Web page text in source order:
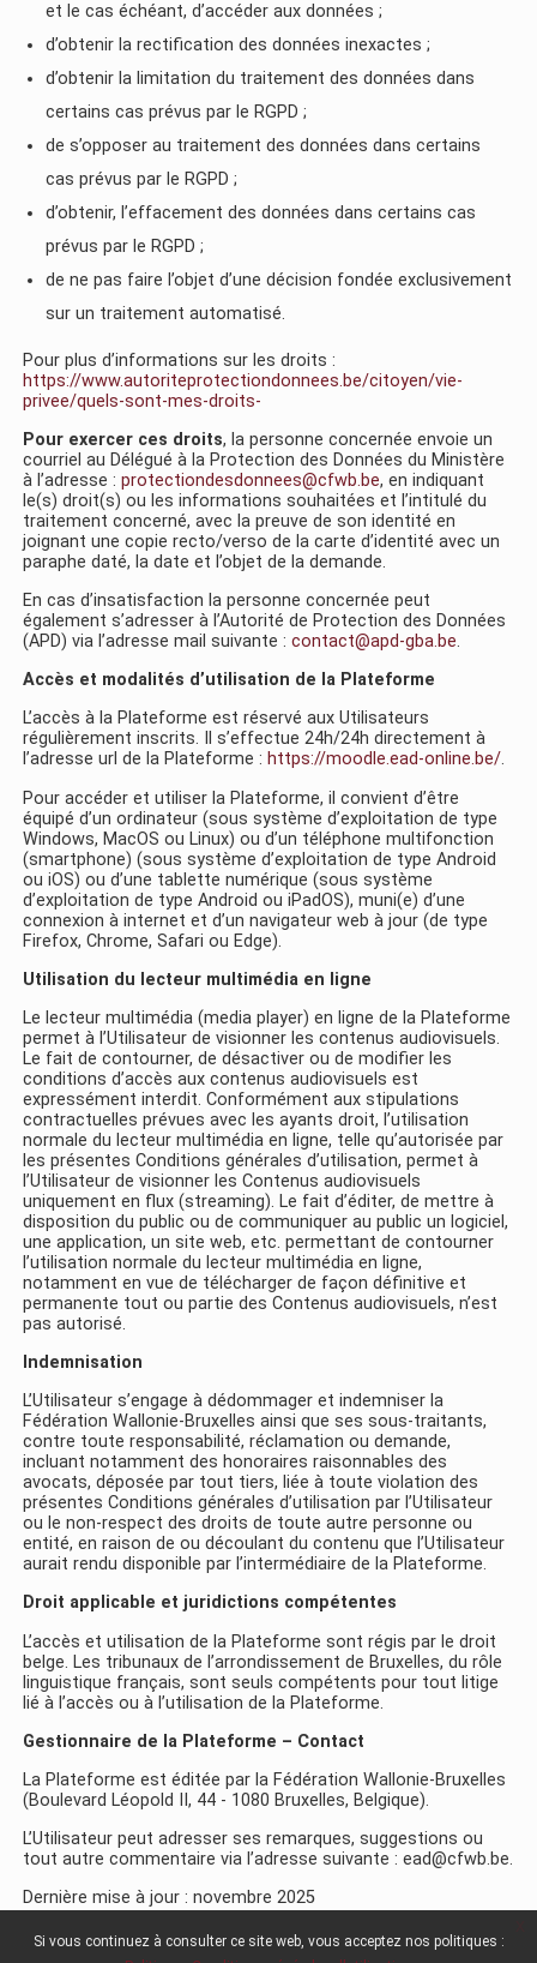
et le cas échéant, d’accéder aux données ;
d’obtenir la rectification des données inexactes ;
d’obtenir la limitation du traitement des données dans
certains cas prévus par le RGPD ;
de s’opposer au traitement des données dans certains
cas prévus par le RGPD ;
d’obtenir, l’effacement des données dans certains cas
prévus par le RGPD ;
de ne pas faire l’objet d’une décision fondée exclusivement
sur un traitement automatisé.
Pour plus d’informations sur les droits :
https://www.autoriteprotectiondonnees.be/citoyen/vie-
privee/quels-sont-mes-droits-
Pour exercer ces droits, la personne concernée envoie un
courriel au Délégué à la Protection des Données du Ministère
à l’adresse :protectiondesdonnees@cfwb.be, en indiquant
le(s) droit(s) ou les informations souhaitées et l’intitulé du
traitement concerné, avec la preuve de son identité en
joignant une copie recto/verso de la carte d’identité avec un
paraphe daté, la date et l’objet de la demande.
En cas d’insatisfaction la personne concernée peut
également s’adresser à l’Autorité de Protection des Données
(APD) via l’adresse mail suivante :contact@apd-gba.be.
Accès et modalités d’utilisation de la Plateforme
L’accès à la Plateforme est réservé aux Utilisateurs
régulièrement inscrits. Il s’effectue 24h/24h directement à
l’adresse url de la Plateforme : https://moodle.ead-online.be/.
Pour accéder et utiliser la Plateforme, il convient d’être
équipé d’un ordinateur (sous système d’exploitation de type
Windows, MacOS ou Linux) ou d’un téléphone multifonction
(smartphone) (sous système d’exploitation de type Android
ou iOS) ou d’une tablette numérique (sous système
d’exploitation de type Android ou iPadOS), muni(e) d’une
connexion à internet et d’un navigateur web à jour (de type
Firefox, Chrome, Safari ou Edge).
Utilisation du lecteur multimédia en ligne
Le lecteur multimédia (media player) en ligne de la Plateforme
permet à l’Utilisateur de visionner les contenus audiovisuels.
Le fait de contourner, de désactiver ou de modifier les
conditions d’accès aux contenus audiovisuels est
expressément interdit. Conformément aux stipulations
contractuelles prévues avec les ayants droit, l’utilisation
normale du lecteur multimédia en ligne, telle qu’autorisée par
les présentes Conditions générales d’utilisation, permet à
l’Utilisateur de visionner les Contenus audiovisuels
uniquement en flux (streaming). Le fait d’éditer, de mettre à
disposition du public ou de communiquer au public un logiciel,
une application, un site web, etc. permettant de contourner
l’utilisation normale du lecteur multimédia en ligne,
notamment en vue de télécharger de façon définitive et
permanente tout ou partie des Contenus audiovisuels, n’est
pas autorisé.
Indemnisation
L’Utilisateur s’engage à dédommager et indemniser la
Fédération Wallonie-Bruxelles ainsi que ses sous-traitants,
contre toute responsabilité, réclamation ou demande,
incluant notamment des honoraires raisonnables des
avocats, déposée par tout tiers, liée à toute violation des
présentes Conditions générales d’utilisation par l’Utilisateur
ou le non-respect des droits de toute autre personne ou
entité, en raison de ou découlant du contenu que l’Utilisateur
aurait rendu disponible par l’intermédiaire de la Plateforme.
Droit applicable et juridictions compétentes
L’accès et utilisation de la Plateforme sont régis par le droit
belge. Les tribunaux de l’arrondissement de Bruxelles, du rôle
linguistique français, sont seuls compétents pour tout litige
lié à l’accès ou à l’utilisation de la Plateforme.
Gestionnaire de la Plateforme – Contact
La Plateforme est éditée par la Fédération Wallonie-Bruxelles
(Boulevard Léopold II, 44 - 1080 Bruxelles, Belgique).
L’Utilisateur peut adresser ses remarques, suggestions ou
tout autre commentaire via l’adresse suivante : ead@cfwb.be.
Dernière mise à jour : novembre 2025
Si vous continuez à consulter ce site web, vous acceptez nos politiques :